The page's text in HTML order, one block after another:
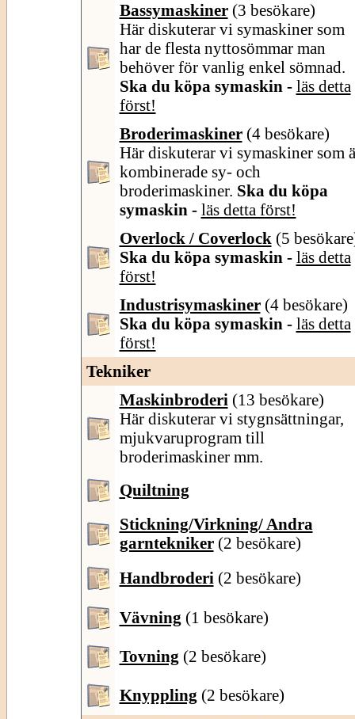
Bassymaskiner (3 besökare)
Här diskuterar vi symaskiner som
har de flesta nyttosömmar man
behöver för vanlig enkel sömnad.
Ska du köpa symaskin - läs detta
först!
Broderimaskiner (4 besökare)
Här diskuterar vi symaskiner som
kombinerade sy- och
broderimaskiner. Ska du köpa
symaskin - läs detta först!
Overlock / Coverlock (5
Ska du köpa symaskin - läs detta
först!
Industrisymaskiner (4 besökare)
Ska du köpa symaskin - läs detta
först!
Tekniker
Maskinbroderi (13 besökare)
Här diskuterar vi stygnsättningar,
mjukvaruprogram till
broderimaskiner mm.
Quiltning
Stickning/Virkning/ Andra
garntekniker (2 besökare)
Handbroderi (2 besökare)
Vävning (1 besökare)
Tovning (2 besökare)
Knyppling (2 besökare)